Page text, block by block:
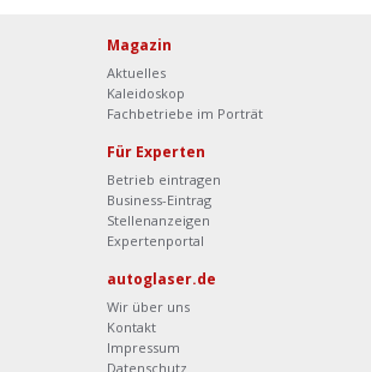
Magazin
Aktuelles
Kaleidoskop
Fachbetriebe im Porträt
Für Experten
Betrieb eintragen
Business-Eintrag
Stellenanzeigen
Expertenportal
autoglaser.de
Wir über uns
Kontakt
Impressum
Datenschutz